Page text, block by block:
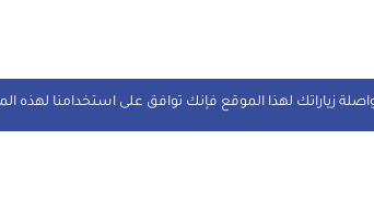
زياراتك لهذا الموقع فإنك توافق على استخدامنا لهذه